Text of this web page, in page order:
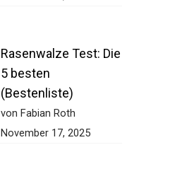
Rasenwalze Test: Die
5 besten
(Bestenliste)
von Fabian Roth
November 17, 2025